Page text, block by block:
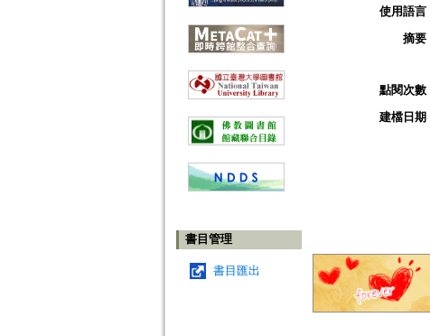
書目管理
書目匯出
使用語言
摘要
點閱次數
建檔日期